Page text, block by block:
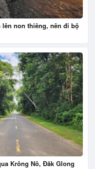
non thiêng, nên đi bộ
Krông Nô, Đăk Glong